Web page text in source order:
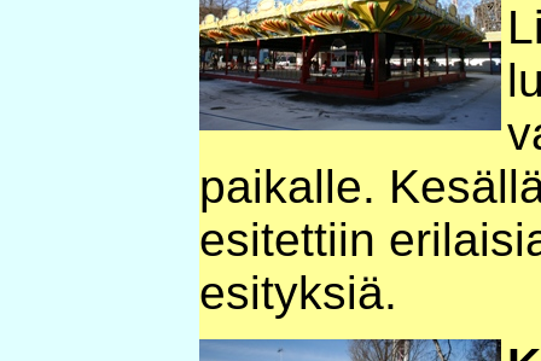
paikalle.
esitettiin
esityksiä.